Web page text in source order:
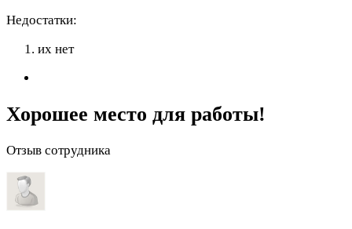
Недостатки:
их нет
Хорошее место для работы!
Отзыв сотрудника